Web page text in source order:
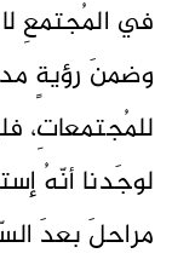
في المُجتمعِ
وضمنَ رؤيةٍ
للمُجتمعاتِ،
لوجَدنا أنّهُ
مراحلَ بعدَ